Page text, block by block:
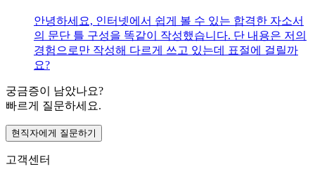
안녕하세요, 인터넷에서 쉽게 볼 수 있는 합격한 자소서
의 문단 틀 구성을 똑같이 작성했습니다. 단 내용은 저의
경험으로만 작성해 다르게 쓰고 있는데 표절에 걸릴까
요?
궁금증이 남았나요?
빠르게 질문하세요.
현직자에게 질문하기
고객센터